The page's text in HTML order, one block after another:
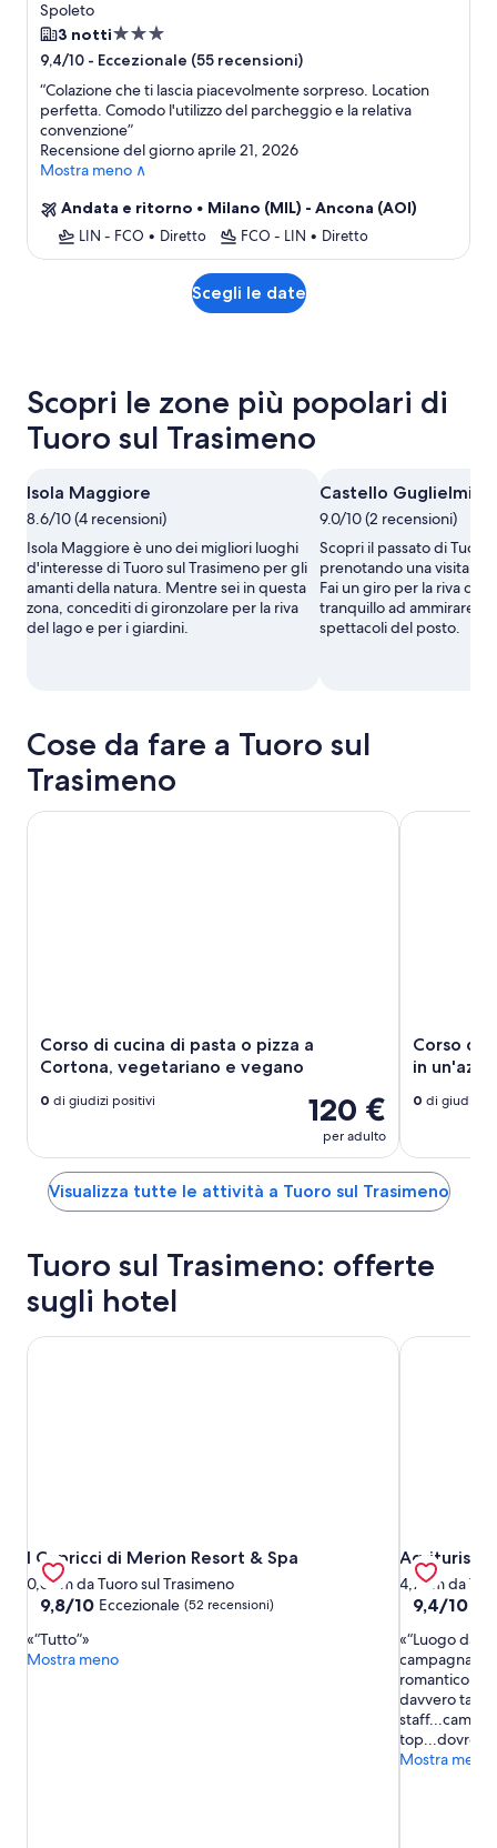
Spoleto
3 nottiStruttura
a
3.0
stelle
9,4/10 - Eccezionale (55 recensioni)
“Colazione che ti lascia piacevolmente sorpreso. Location
perfetta. Comodo l'utilizzo del parcheggio e la relativa
convenzione”
Recensione del giorno aprile 21, 2026
Mostra meno ∧
Andata e ritorno • Milano (MIL) - Ancona (AOI)
LIN - FCO • Diretto FCO - LIN • Diretto
Scegli le date
Scopri le zone più popolari di
Tuoro sul Trasimeno
Isola Maggiore
8.6/10 (4 recensioni)
Isola Maggiore è uno dei migliori luoghi
d'interesse di Tuoro sul Trasimeno per gli
amanti della natura. Mentre sei in questa
zona, concediti di gironzolare per la riva
del lago e per i giardini.
Castello Guglielmi
9.0/10 (2 recensioni)
Scopri il passato di Tuoro
prenotando una visita a
Fai un giro per la riva del
tranquillo ad ammirare la
spettacoli del posto.
Cose da fare a Tuoro sul
Trasimeno
Corso di cucina di pasta o pizza a
Cortona, vegetariano e vegano
120 €
per adulto
0 di giudizi positivi
Corso di cucina di pasta o pizza a Cortona, vegetariano e
Corso di
in
0 di giudizi
Corso di
Visualizza tutte le attività a Tuoro sul Trasimeno
Tuoro sul Trasimeno: offerte
sugli hotel
I Capricci di Merion Resort & Spa
I Capricci di Merion Resort & Spa
0,6 km da Tuoro sul Trasimeno
9.8
10,
Eccezionale,
9,8/10 Eccezionale (52 recensioni)
“Tutto”
Mostra meno
I Capricci di Merion Resort & Spa
4,7 km da
9.4
10,
Eccezionale,
(13
recensioni)
9,4/10
“Luogo da
campagna
romantico
davvero
Mostra meno